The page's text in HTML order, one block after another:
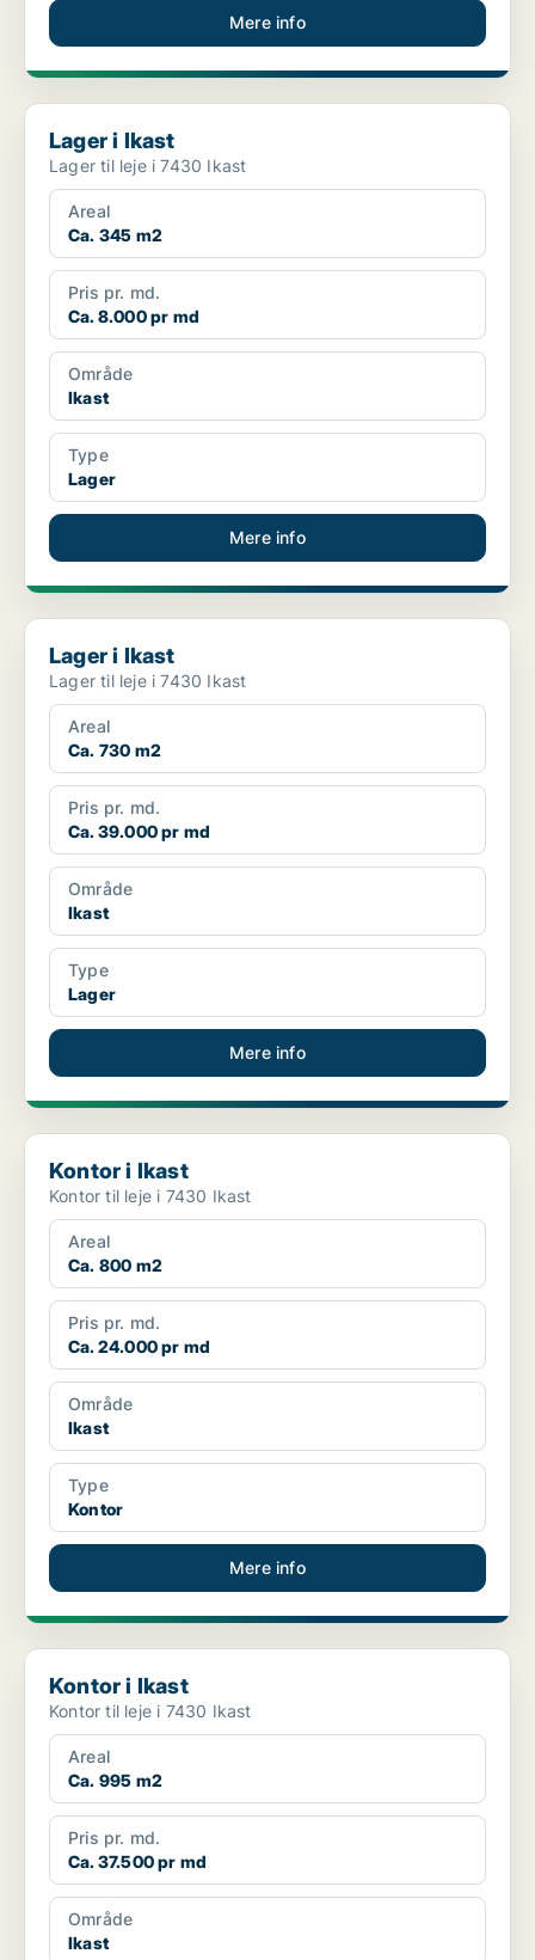
Mere info
Lager i Ikast
Lager i Ikast
Lager til leje i 7430 Ikast
Areal
Ca. 345 m2
Pris pr. md.
Ca. 8.000 pr md
Område
Ikast
Type
Lager
Mere info
Lager i Ikast
Lager i Ikast
Lager til leje i 7430 Ikast
Areal
Ca. 730 m2
Pris pr. md.
Ca. 39.000 pr md
Område
Ikast
Type
Lager
Mere info
Kontor i Ikast
Kontor i Ikast
Kontor til leje i 7430 Ikast
Areal
Ca. 800 m2
Pris pr. md.
Ca. 24.000 pr md
Område
Ikast
Type
Kontor
Mere info
Kontor i Ikast
Kontor i Ikast
Kontor til leje i 7430 Ikast
Areal
Ca. 995 m2
Pris pr. md.
Ca. 37.500 pr md
Område
Ikast